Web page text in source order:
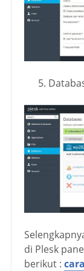
di Plesk
berikut :